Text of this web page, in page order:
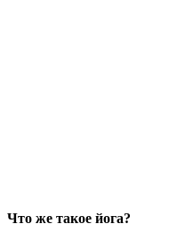
Что же такое йога?